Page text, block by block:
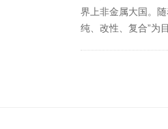
界上非金属大国。
纯、改性、复合”